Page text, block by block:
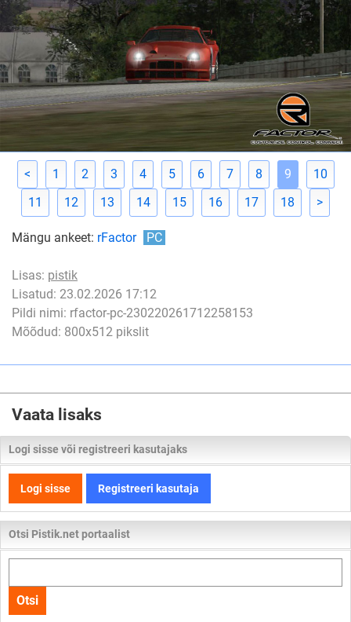
< 1 2 3 4 5 6 7 8 9
10
11
12 13 14 15 16 17 18 >
Mängu ankeet: rFactor PC
Lisas: pistik
Lisatud: 23.02.2026 17:12
Pildi nimi: rfactor-pc-230220261712258153
Mõõdud: 800x512 pikslit
Vaata lisaks
Logi sisse või registreeri kasutajaks
Logi sisse Registreeri kasutaja
Otsi Pistik.net portaalist
kogu
lehelt
Otsi